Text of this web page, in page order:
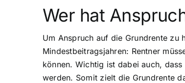
Wer hat
Um Anspruch auf die Grundrente zu
Mindestbeitragsjahren: Rentner
können. Wichtig ist dabei auch,
werden. Somit zielt die Grundrente